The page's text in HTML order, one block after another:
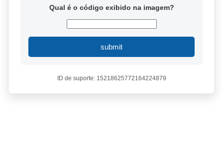
Qual é o código exibido na imagem?
submit
ID de suporte: 15218625772164224879